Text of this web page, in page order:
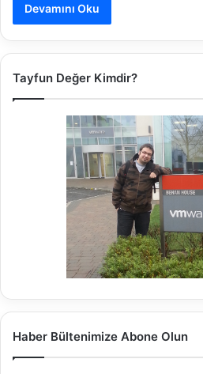
Devamını Oku
Tayfun Değer Kimdir?
Haber Bültenimize Abone Olun